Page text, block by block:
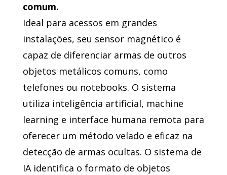
comum.
Ideal para acessos em grandes
instalações, seu sensor magnético é
capaz de diferenciar armas de outros
objetos metálicos comuns, como
telefones ou notebooks. O sistema
utiliza inteligência artificial, machine
learning e interface humana remota para
oferecer um método velado e eficaz na
detecção de armas ocultas. O sistema de
IA identifica o formato de objetos